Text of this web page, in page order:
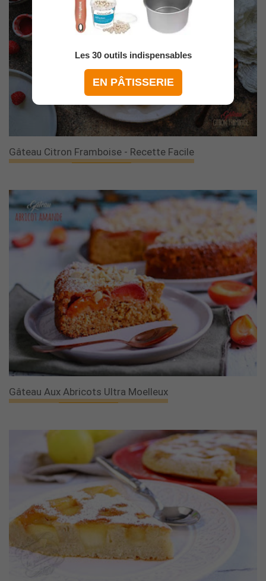
Gâteau Citron Framboise - Recette Facile
Gâteau Aux Abricots Ultra Moelleux
Les 30 outils indispensables
EN PÂTISSERIE